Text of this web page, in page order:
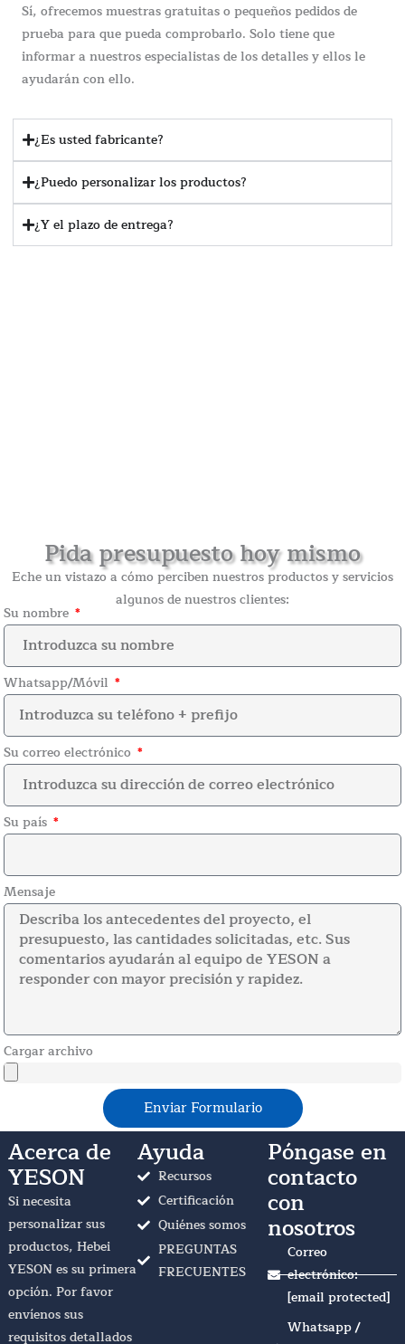
Sí, ofrecemos muestras gratuitas o pequeños pedidos de
prueba para que pueda comprobarlo. Solo tiene que
informar a nuestros especialistas de los detalles y ellos le
ayudarán con ello.
¿Es usted fabricante?
¿Puedo personalizar los productos?
¿Y el plazo de entrega?
Pida presupuesto hoy mismo
Eche un vistazo a cómo perciben nuestros productos y servicios
algunos de nuestros clientes:
Su nombre
Whatsapp/Móvil
Su correo electrónico
Su país
Mensaje
Cargar archivo
Enviar Formulario
Acerca de
YESON
Si necesita
personalizar sus
productos, Hebei
YESON es su primera
opción. Por favor
envíenos sus
requisitos detallados
Ayuda
Recursos
Certificación
Quiénes somos
PREGUNTAS
FRECUENTES
Póngase en
contacto
con
nosotros
Correo
electrónico:
[email protected]
Whatsapp /